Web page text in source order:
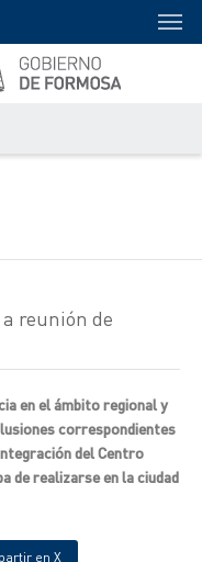
reunión de
en el ámbito regional y
correspondientes
del Centro
de realizarse en la ciudad
en X